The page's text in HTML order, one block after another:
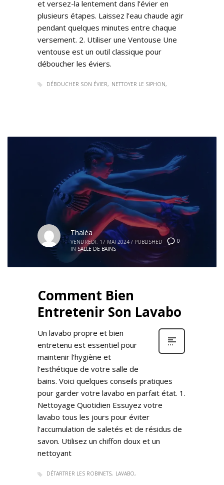
et versez-la lentement dans l’évier en
plusieurs étapes. Laissez l’eau chaude agir
pendant quelques minutes entre chaque
versement. 2. Utiliser une Ventouse Une
ventouse est un outil classique pour
déboucher les éviers.
DÉBOUCHER SON ÉVIER NETTOYER LE SIPHON
0
Thaléa
VENDREDI, 17 MAI 2024 / PUBLISHED
IN SALLE DE BAINS
Comment Bien
Entretenir Son Lavabo
Un lavabo propre et bien
entretenu est essentiel pour
maintenir l’hygiène et
l’esthétique de votre salle de
bains. Voici quelques conseils pratiques
pour garder votre lavabo en parfait état. 1.
Nettoyage Quotidien Essuyez votre
lavabo tous les jours pour éviter
l’accumulation de saletés et de résidus de
savon. Utilisez un chiffon doux et un
nettoyant
DÉTARTRER LES ROBINETS LAVABO